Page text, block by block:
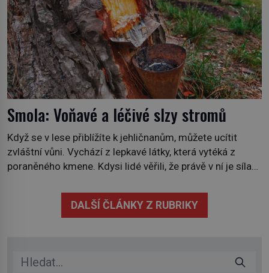
Smola: Voňavé a léčivé slzy stromů
Když se v lese přiblížíte k jehličnanům, můžete ucítit
zvláštní vůni. Vychází z lepkavé látky, která vytéká z
poraněného kmene. Kdysi lidé věřili, že právě v ní je síla
lidstvo pracovalo. Chrání strom před infekcí, hmyzem a
vysycháním. Dá se říct, že je to přírodní […]
DALŠÍ ČLÁNKY Z RUBRIKY